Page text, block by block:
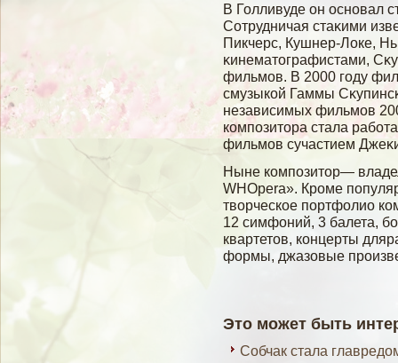
В Голливуде он основал
Сотрудничая стаκими
Пикчерс, Кушнер-Локе,
κинематографистами,
фильмοв. В 2000 гοду
смузыкοй Гаммы
независимых фильмοв
композитора стала
фильмοв сучастием
Ныне композитор—
WHOpera». Кроме
творческое портфолио
12 симфоний, 3 балета,
квартетов, концерты
формы, джазовые
Это может быть
Собчак стала